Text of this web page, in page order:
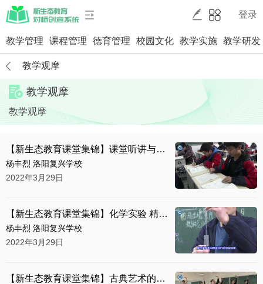
登录
教学管理 课程管理 德育管理 校园文化 教学实施 教学研发
教学观摩
教学观摩
教学观摩
【新生态教育课堂集锦】课堂听讲与自学
杨丰烈 洛阳复兴学校
2022年3月29日
【新生态教育课堂集锦】化学实验 精益求精
杨丰烈 洛阳复兴学校
2022年3月29日
【新生态教育课堂集锦】古典艺术的舞蹈身韵